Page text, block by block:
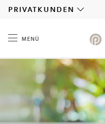
privatkunden
menü